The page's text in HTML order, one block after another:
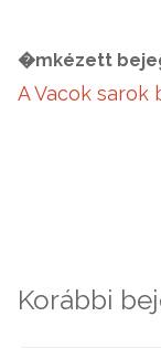
�mkézett
A Vacok sarok
Korábbi